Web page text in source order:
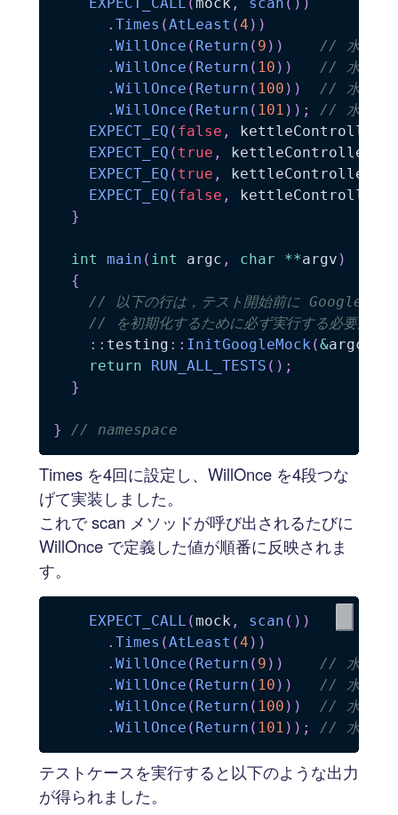
EXPECT_CALL (mock , scan ( ) )
. Times (AtLeast (4 ) )
. WillOnce ( Return ( 9 ) )
// 水位 9
. WillOnce ( Return ( 10 ) )
// 水位
. WillOnce ( Return ( 100 ) )
// 水位
. WillOnce ( Return ( 101 ) ) ;
// 水位
EXPECT_EQ ( false , kettleController
EXPECT_EQ ( true , kettleController
EXPECT_EQ ( true , kettleController
EXPECT_EQ ( false , kettleController
}
int main ( int argc , char **argv )
{
// 以下の行は，テスト開始前に Google
// を初期化するために必ず実行する必要があ
:: testing :: InitGoogleMock (&argc
return
RUN_ALL_TESTS ( ) ;
}
} // namespace
Times を4回に設定し、WillOnce を4段つな
げて実装しました。
これで scan メソッドが呼び出されるたびに
WillOnce で定義した値が順番に反映されま
す。
EXPECT_CALL (mock , scan ( ) )
. Times (AtLeast (4 ) )
. WillOnce ( Return ( 9 ) )
// 水位 9
. WillOnce ( Return ( 10 ) )
// 水位
. WillOnce ( Return ( 100 ) )
// 水位
. WillOnce ( Return ( 101 ) ) ; // 水位
テストケースを実行すると以下のような出力
が得られました。